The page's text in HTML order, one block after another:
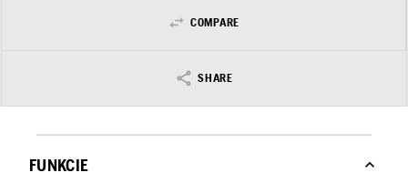
COMPARE
SHARE
FUNKCIE